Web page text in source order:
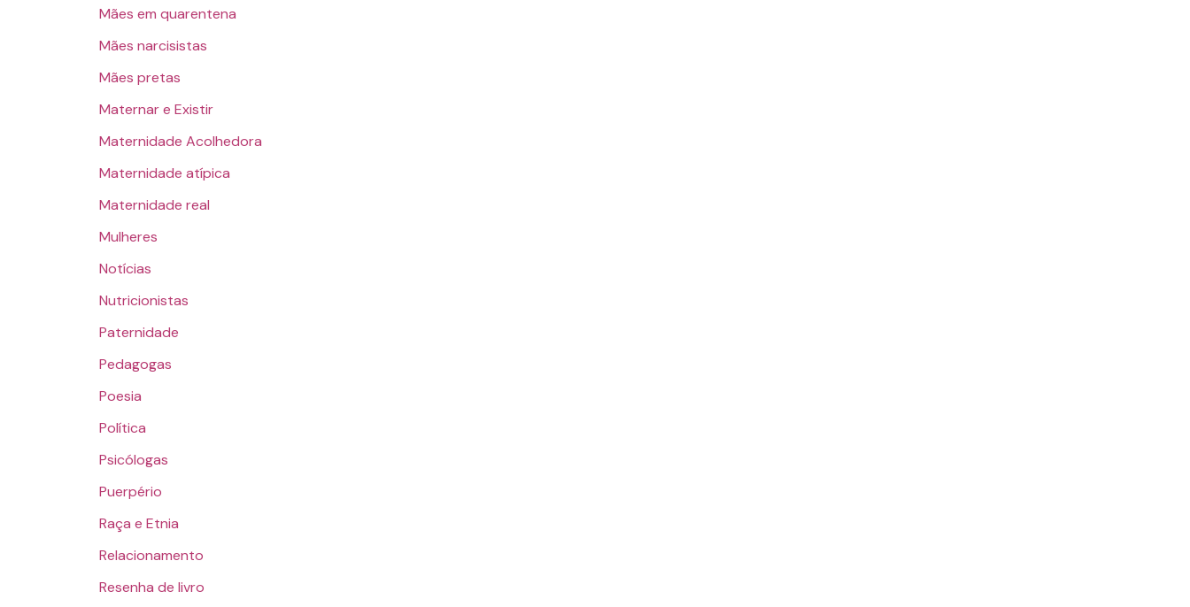
Mães em quarentena
Mães narcisistas
Mães pretas
Maternar e Existir
Maternidade Acolhedora
Maternidade atípica
Maternidade real
Mulheres
Notícias
Nutricionistas
Paternidade
Pedagogas
Poesia
Política
Psicólogas
Puerpério
Raça e Etnia
Relacionamento
Resenha de livro